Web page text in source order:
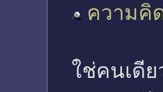
ความคิ
ใช่คนเดีย